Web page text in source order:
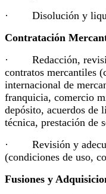
· Disolución y
Contratación
· Redacción,
contratos mercantiles
internacional de
franquicia, comercio
depósito, acuerdos de
técnica, prestación de
· Revisión y
(condiciones de uso,
Fusiones y